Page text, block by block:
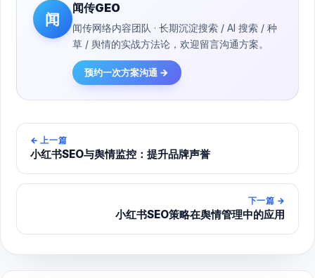
闻
闻传GEO
闻传网络内容团队 · 长期沉淀搜索 / AI 搜索 / 种
草 / 舆情的实战方法论，欢迎留言沟通方案。
预约一次方案沟通 →
← 上一篇
小红书SEO与舆情监控：提升品牌声誉
下一篇 →
小红书SEO策略在舆情管理中的应用